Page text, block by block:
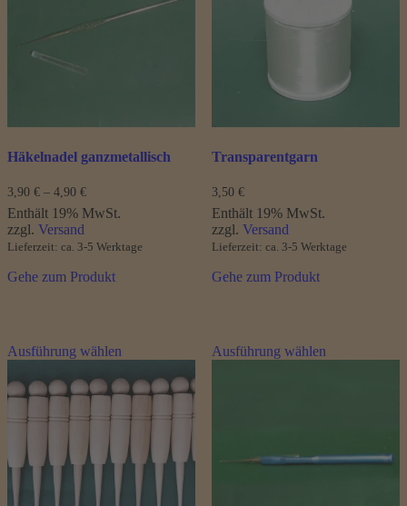
Die
werden
Häkelnadel ganzmetallisch
3,90 € – 4,90 €Preisspanne:
3,90 €
bis
Enthält 19% MwSt.
zzgl. Versand
Lieferzeit: ca. 3-5 Werktage
Gehe zum Produkt
Transparentgarn
3,50 €
Enthält 19% MwSt.
zzgl. Versand
Lieferzeit: ca. 3-5 Werktage
Gehe zum Produkt
Ausführung wählenProdukt
mehrere
Varianten
auf.
Die
Optionen
können
auf
Ausführung wählenProdukt
können